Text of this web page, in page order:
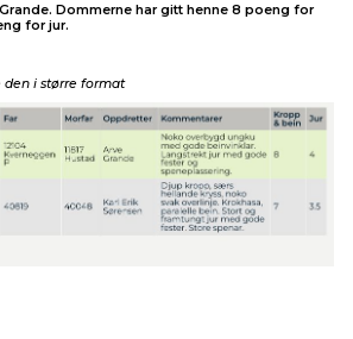
Dommerne har gitt henne 8 poeng for
for jur.
i større format